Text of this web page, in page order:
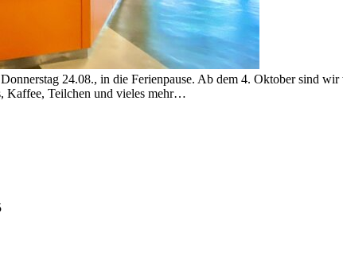
24.08., in die Ferienpause. Ab dem 4. Oktober sind
Kaffee, Teilchen und vieles mehr…